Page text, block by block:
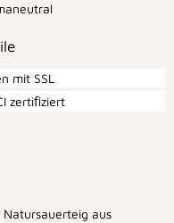
mit SSL
zertiﬁziert
aus